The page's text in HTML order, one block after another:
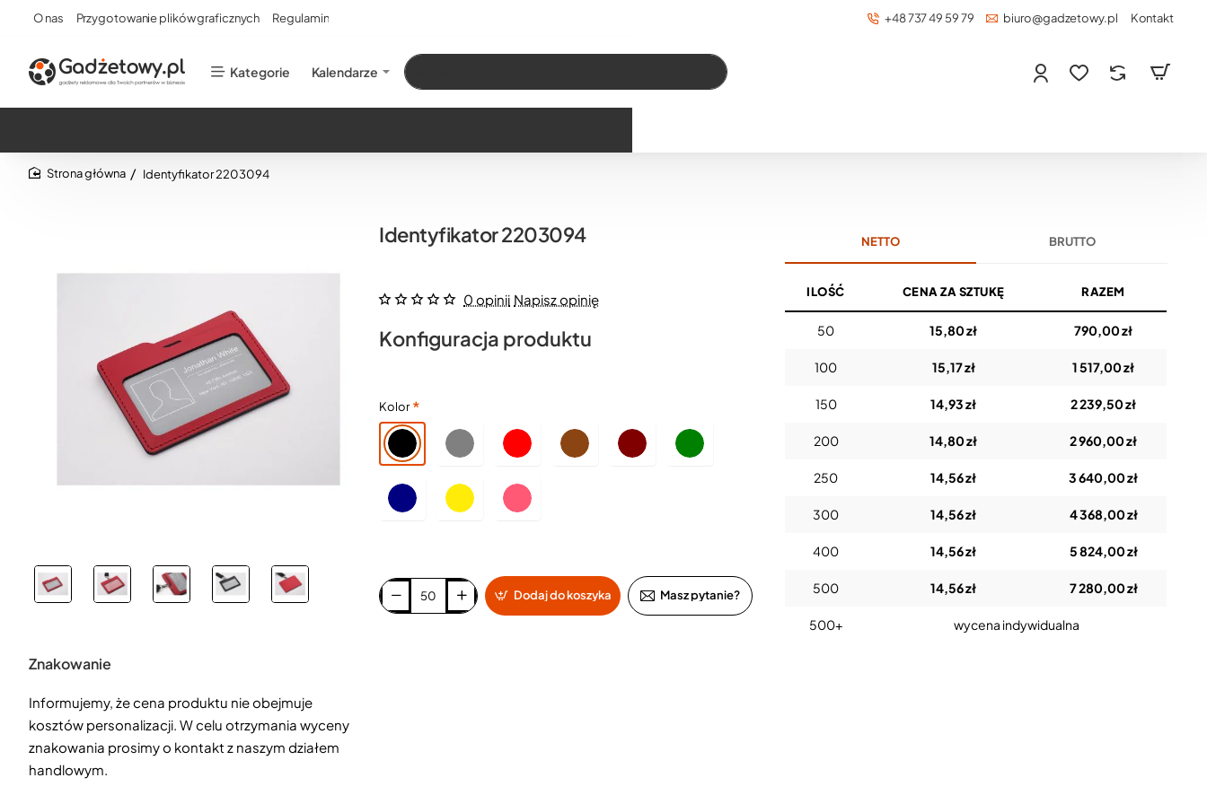
O nas Przygotowanie plików graficznych Regulamin +48 737 49 59 79 biuro@gadzetowy.pl Kontakt
Kategorie Kalendarze Szukaj…
Identyfikator 2203094
Znakowanie
Informujemy, że cena produktu nie obejmuje
kosztów personalizacji. W celu otrzymania wyceny
znakowania prosimy o kontakt z naszym działem
handlowym.
Identyfikator 2203094
0 opinii Napisz opinię
Konfiguracja produktu
Kolor
Dodaj do koszyka Masz pytanie?
NETTO BRUTTO
ILOŚĆ CENA ZA SZTUKĘ RAZEM
50 15,80 zł 790,00 zł
100 15,17 zł 1 517,00 zł
150 14,93 zł 2 239,50 zł
200 14,80 zł 2 960,00 zł
250 14,56 zł 3 640,00 zł
300 14,56 zł 4 368,00 zł
400 14,56 zł 5 824,00 zł
500 14,56 zł 7 280,00 zł
500+ wycena indywidualna